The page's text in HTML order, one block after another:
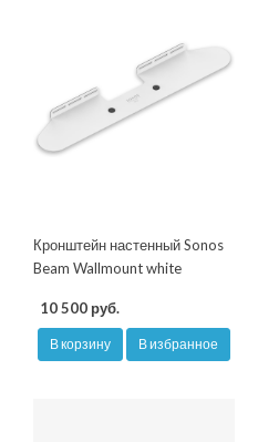
Кронштейн настенный Sonos
Beam Wallmount white
10 500 руб.
В корзину В избранное